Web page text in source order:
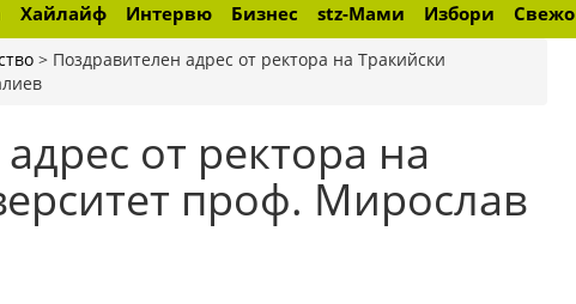
Хайлайф Интервю Бизнес stz-Мами Избори Свежо
> Поздравителен адрес от ректора на Тракийски
от ректора на
проф. Мирослав